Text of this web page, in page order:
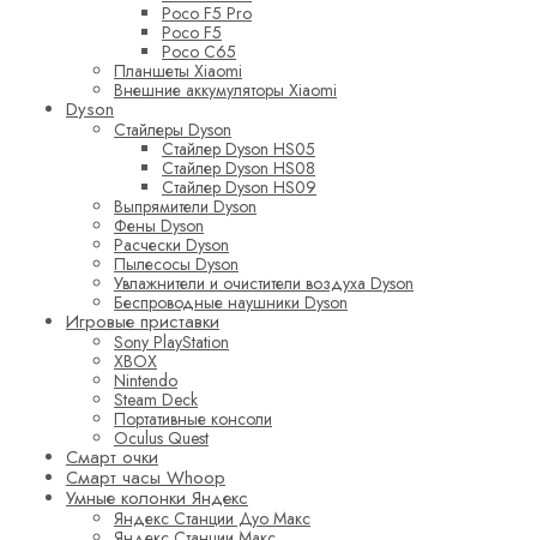
Poco F5 Pro
Poco F5
Poco C65
Планшеты Xiaomi
Внешние аккумуляторы Xiaomi
Dyson
Стайлеры Dyson
Стайлер Dyson HS05
Стайлер Dyson HS08
Стайлер Dyson HS09
Выпрямители Dyson
Фены Dyson
Расчески Dyson
Пылесосы Dyson
Увлажнители и очистители воздуха Dyson
Беспроводные наушники Dyson
Игровые приставки
Sony PlayStation
XBOX
Nintendo
Steam Deck
Портативные консоли
Oculus Quest
Смарт очки
Смарт часы Whoop
Умные колонки Яндекс
Яндекс Станции Дуо Макс